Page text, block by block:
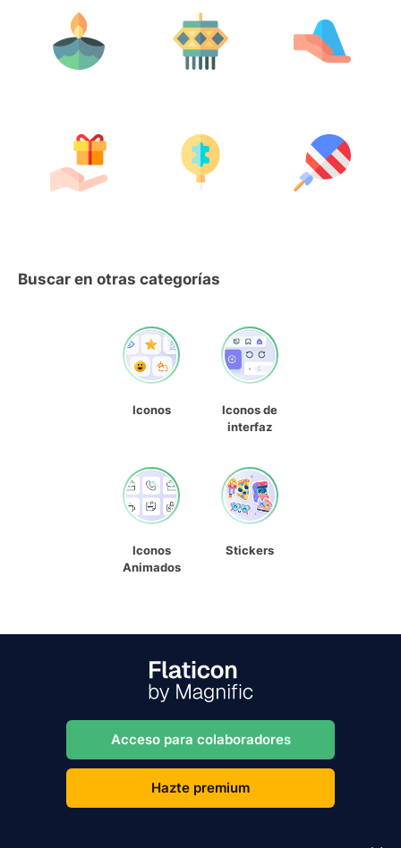
Buscar en otras categorías
Iconos
Iconos de
interfaz
Iconos
Animados
Stickers
Acceso para colaboradores
Hazte premium